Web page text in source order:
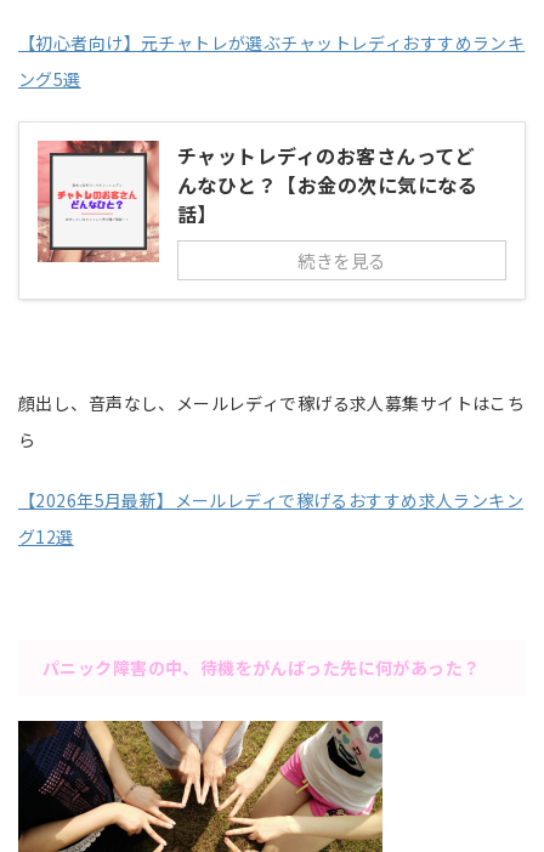
【初心者向け】元チャトレが選ぶチャットレディおすすめランキ
ング5選
チャットレディのお客さんってど
んなひと？【お金の次に気になる
話】
続きを見る
顔出し、音声なし、メールレディで稼げる求人募集サイトはこち
ら
【2026年5月最新】メールレディで稼げるおすすめ求人ランキン
グ12選
パニック障害の中、待機をがんばった先に何があった？